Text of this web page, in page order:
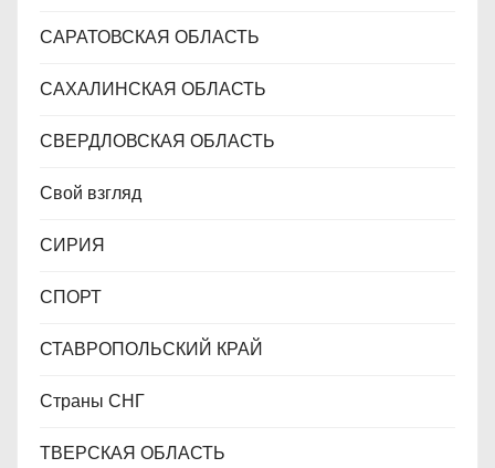
САРАТОВСКАЯ ОБЛАСТЬ
САХАЛИНСКАЯ ОБЛАСТЬ
СВЕРДЛОВСКАЯ ОБЛАСТЬ
Свой взгляд
СИРИЯ
СПОРТ
СТАВРОПОЛЬСКИЙ КРАЙ
Страны СНГ
ТВЕРСКАЯ ОБЛАСТЬ